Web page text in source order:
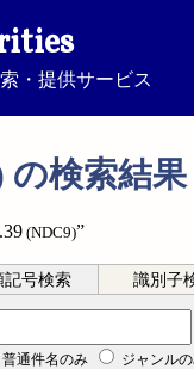
・提供サービス
の検索結果
(NDC9)”
記号検索 識別子
普通件名のみ ジャンル